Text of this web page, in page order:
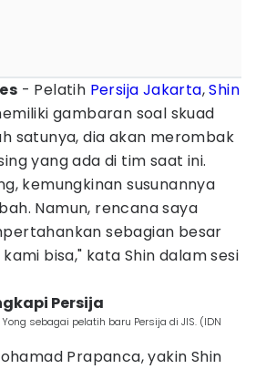
- Pelatih Persija Jakarta,Shin
gambaran soal skuad
satunya, dia akan merombak
yang ada di tim saat ini.
kemungkinan susunannya
Namun, rencana saya
sebagian besar
bisa," kata Shin dalam sesi
Persija
sebagai pelatih baru Persija di JIS. (IDN
Prapanca, yakin Shin